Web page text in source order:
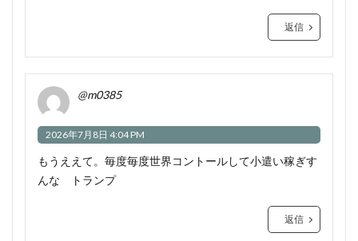
返信
@m0385
2026年7月8日 4:04 PM
もうええて。毎度毎度世界コントールして小遣い稼ぎす
んな トランプ
返信